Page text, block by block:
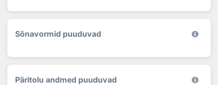
Sõnavormid puuduvad
Päritolu andmed puuduvad